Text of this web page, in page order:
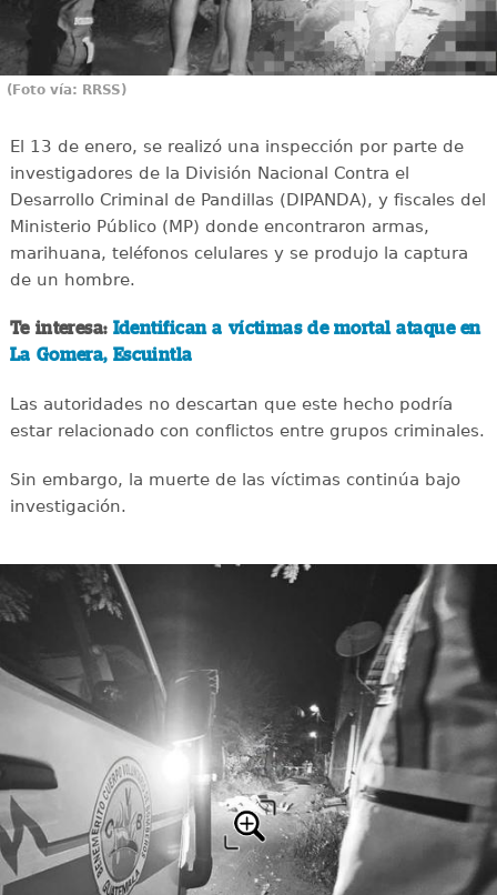
(Foto vía: RRSS)
El 13 de enero, se realizó una inspección por parte de
investigadores de la División Nacional Contra el
Desarrollo Criminal de Pandillas (DIPANDA), y fiscales del
Ministerio Público (MP) donde encontraron armas,
marihuana, teléfonos celulares y se produjo la captura
de un hombre.
Te interesa: Identifican a víctimas de mortal ataque en
La Gomera, Escuintla
Las autoridades no descartan que este hecho podría
estar relacionado con conflictos entre grupos criminales.
Sin embargo, la muerte de las víctimas continúa bajo
investigación.